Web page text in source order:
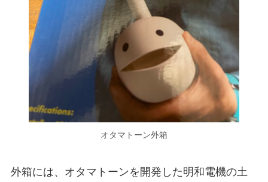
オタマトーン外箱
外箱には、オタマトーンを開発した明和電機の土